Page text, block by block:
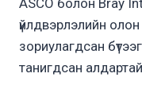
ASCO болон Bray
үйлдвэрлэлийн
зориулагдсан
танигдсан